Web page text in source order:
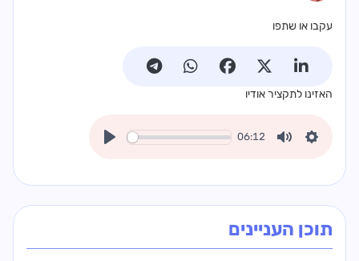
עקבו או שתפו
האזינו לתקציר אודיו
06:12
תוכן העניינים